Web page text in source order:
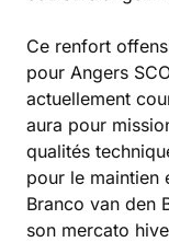
Ce renfort
pour Angers
actuellement
aura pour
qualités
pour le maintien
Branco van den
son mercato